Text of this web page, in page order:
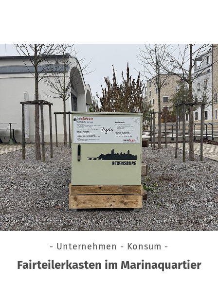
- Unternehmen - Konsum -
Fairteilerkasten im Marinaquartier